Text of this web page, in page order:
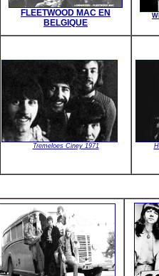
FLEETWOOD MAC EN
BELGIQUE
Tremeloes Ciney 1971